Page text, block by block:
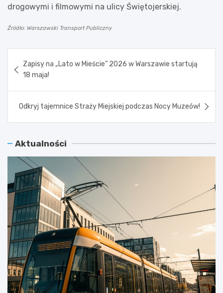
drogowymi i filmowymi na ulicy Świętojerskiej.
Źródło: Warszawski Transport Publiczny
wpisu
Zapisy na „Lato w Mieście” 2026 w Warszawie startują
18 maja!
Odkryj tajemnice Straży Miejskiej podczas Nocy Muzeów!
Aktualności